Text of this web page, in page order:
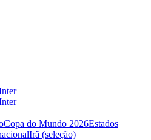
Copa do Mundo 2026Estados
Irã (seleção)